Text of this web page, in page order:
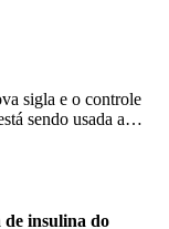
sigla e o controle
sendo usada a…
insulina do